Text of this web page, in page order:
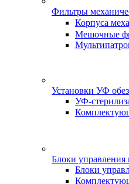
Фильтры
Корпуса
Мешочные
Установки УФ
УФ-
Блоки
Блоки